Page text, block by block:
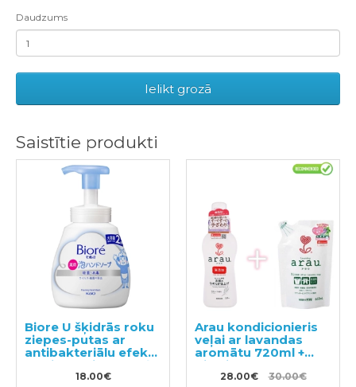
Daudzums
Ielikt grozā
Saistītie produkti
Biore U šķidrās roku
ziepes-putas ar
antibakteriālu efektu
un vieglu citrusaugļu
aromātu 500ml
18.00€
Arau kondicionieris
veļai ar lavandas
aromātu 720ml +
pildviela 650ml
28.00€ 30.00€